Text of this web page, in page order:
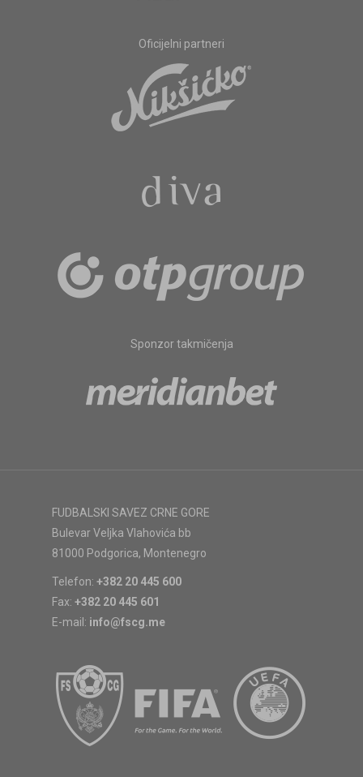
Oficijelni partneri
Sponzor takmičenja
FUDBALSKI SAVEZ CRNE GORE
Bulevar Veljka Vlahovića bb
81000 Podgorica, Montenegro
Telefon: +382 20 445 600
Fax: +382 20 445 601
E-mail: info@fscg.me